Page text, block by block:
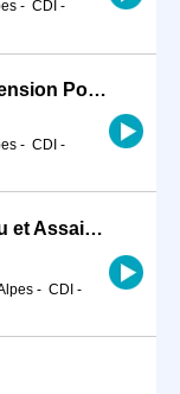
- CDI -
Chargé d'études confirmé Basse tension Postes HTB H/F
- CDI -
Chargé d'études en métrologie Eau et Assainissement (H/F)
- CDI -